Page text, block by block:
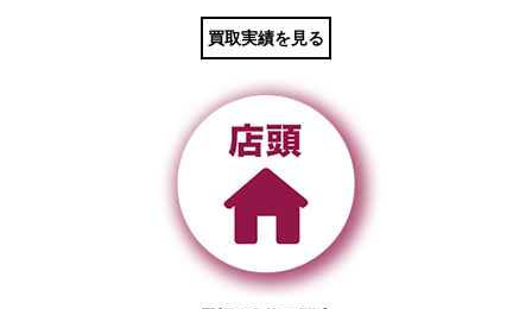
買取実績を見る